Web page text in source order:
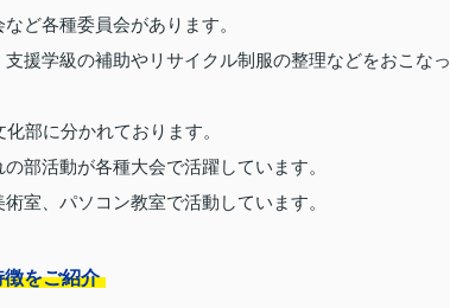
ど各種委員会があります。
援学級の補助やリサイクル制服の整理などをおこなっ
部に分かれております。
部活動が各種大会で活躍しています。
室、パソコン教室で活動しています。
をご紹介